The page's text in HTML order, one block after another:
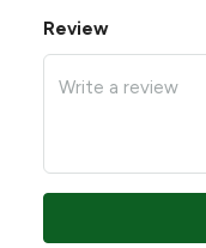
Review